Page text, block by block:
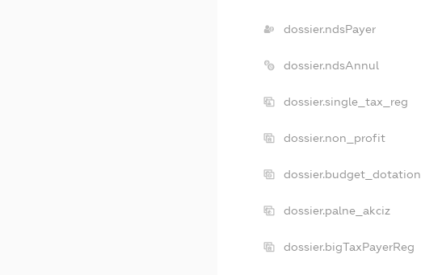
dossier.ndsPayer
dossier.ndsAnnul
dossier.single_tax_reg
dossier.non_profit
dossier.budget_dotation
dossier.palne_akciz
dossier.bigTaxPayerReg